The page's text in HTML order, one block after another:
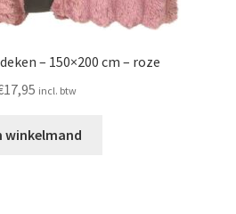
– 150×200 cm – roze
17,95 incl. btw
winkelmand